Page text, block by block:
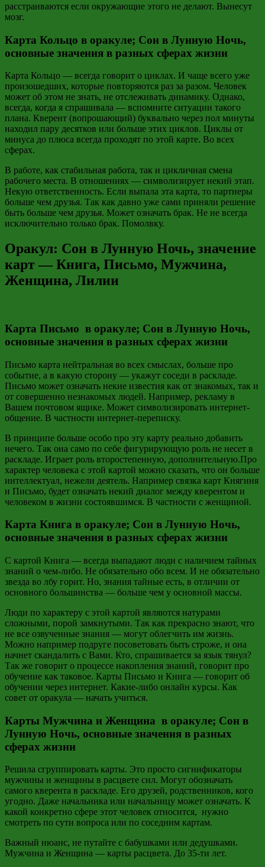
расстраиваются если окружающие этого не делают. Вынесут
мозг.
Карта Кольцо в оракуле; Сон в Лунную Ночь,
основные значения в разных сферах жизни
Карта Кольцо — всегда говорит о циклах. И чаще всего уже
произошедших, которые повторяются раз за разом. Человек
может об этом не знать, не отслеживать динамику. Однако,
всегда, когда я спрашивала — вспомните ситуации такого
плана. Кверент (вопрошающий) буквально через пол минуты
находил пару десятков или больше этих циклов. Циклы от
минуса до плюса всегда проходят по этой карте. Во всех
сферах.
В работе, как стабильная работа, так и цикличная смена
рабочего места. В отношениях — символизирует некий этап.
Некую ответственность. Если выпала эта карта, то партнеры
больше чем друзья. Так как давно уже сами приняли решение
быть больше чем друзья. Может означать брак. Не не всегда
исключительно только брак. Помолвку.
Оракул: Сон в Лунную Ночь, значение
карт — Книга, Письмо, Мужчина,
Женщина, Лилии
Карта Письмо в оракуле; Сон в Лунную Ночь,
основные значения в разных сферах жизни
Письмо карта нейтральная во всех смыслах, больше про
событие, а в какую сторону — укажут соседи в раскладе.
Письмо может означать некие известия как от знакомых, так и
от совершенно незнакомых людей. Например, рекламу в
Вашем почтовом ящике. Может символизировать интернет-
общение. В частности интернет-переписку.
В принципе больше особо про эту карту реально добавить
нечего. Так она само по себе фигурирующую роль не несет в
раскладе. Играет роль второстепенную, дополнительную.Про
характер человека с этой картой можно сказать, что он больше
интеллектуал, нежели деятель. Например связка карт Княгиня
и Письмо, будет означать некий диалог между кверентом и
человеком в жизни состоявшимся. В частности с женщиной.
Карта Книга в оракуле; Сон в Лунную Ночь,
основные значения в разных сферах жизни
С картой Книга — всегда выпадают люди с наличием тайных
знаний о чем-либо. Не обязательно обо всем. И не обязательно
звезда во лбу горит. Но, знания тайные есть, в отличии от
основного большинства — больше чем у основной массы.
Люди по характеру с этой картой являются натурами
сложными, порой замкнутыми. Так как прекрасно знают, что
не все озвученные знания — могут облегчить им жизнь.
Можно например подруге посоветовать быть строже, и она
начнет скандалить с Вами. Кто, спрашивается за язык тянул?
Так же говорит о процессе накопления знаний, говорит про
обучение как таковое. Карты Письмо и Книга — говорит об
обучении через интернет. Какие-либо онлайн курсы. Как
совет от оракула — начать учиться.
Карты Мужчина и Женщина в оракуле; Сон в
Лунную Ночь, основные значения в разных
сферах жизни
Решила сгруппировать карты. Это просто сигнификаторы
мужчины и женщины в расцвете сил. Могут обозначать
самого кверента в раскладе. Его друзей, родственников, кого
угодно. Даже начальника или начальницу может означать. К
какой конкретно сфере этот человек относится, нужно
смотреть по сути вопроса или по соседним картам.
Важный нюанс, не путайте с бабушками или дедушками.
Мужчина и Женщина — карты расцвета. До 35-ти лет.